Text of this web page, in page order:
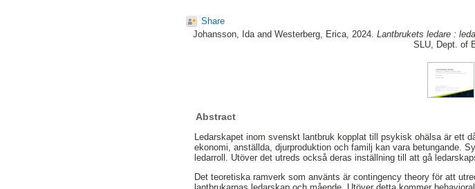
Share
Johansson, Idaand Westerberg, Erica, 2024. Lantbrukets ledare :
SLU, Dept. of
Abstract
Ledarskapet inom svenskt lantbruk kopplat till psykisk ohälsa är ett
ekonomi, anställda, djurproduktion och familj kan vara betungande.
ledarroll. Utöver det utreds också deras inställning till att gå
Det teoretiska ramverk som använts är contingency theory för att